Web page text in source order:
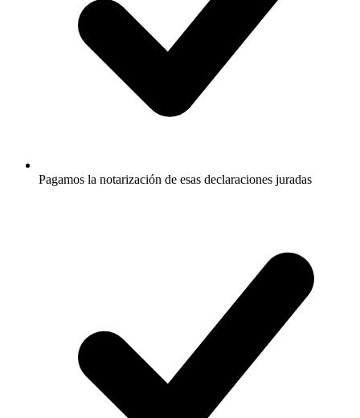
Pagamos la notarización de esas declaraciones juradas